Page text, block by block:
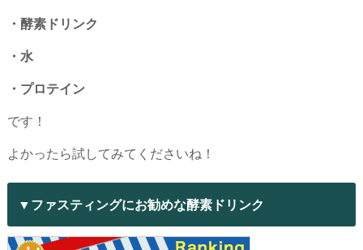
・酵素ドリンク
・水
・プロテイン
です！
よかったら試してみてくださいね！
▼ファスティングにお勧めな酵素ドリンク